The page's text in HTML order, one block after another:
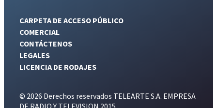
CARPETA DE ACCESO PÚBLICO
COMERCIAL
CONTÁCTENOS
LEGALES
LICENCIA DE RODAJES
© 2026 Derechos reservados TELEARTE S.A. EMPRESA
DE RADIO Y TELEVISION 2015